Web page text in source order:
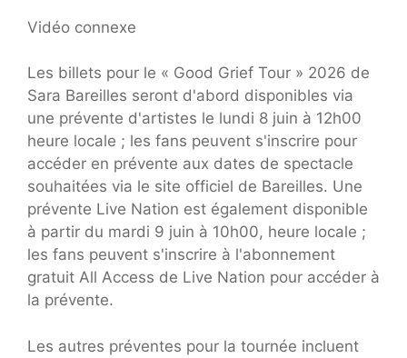
Vidéo connexe
Les billets pour le « Good Grief Tour » 2026 de
Sara Bareilles seront d'abord disponibles via
une prévente d'artistes le lundi 8 juin à 12h00
heure locale ; les fans peuvent s'inscrire pour
accéder en prévente aux dates de spectacle
souhaitées via le site officiel de Bareilles. Une
prévente Live Nation est également disponible
à partir du mardi 9 juin à 10h00, heure locale ;
les fans peuvent s'inscrire à l'abonnement
gratuit All Access de Live Nation pour accéder à
la prévente.
Les autres préventes pour la tournée incluent